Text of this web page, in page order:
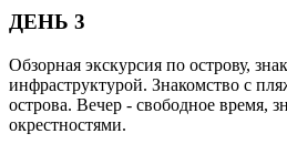
ДЕНЬ 3
Обзорная экскурсия по острову,
инфраструктурой. Знакомство с
острова. Вечер - свободное время,
окрестностями.